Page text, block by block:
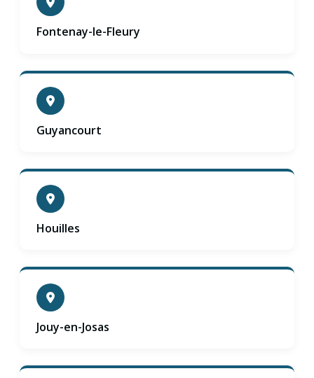
Fontenay-le-Fleury
Guyancourt
Houilles
Jouy-en-Josas